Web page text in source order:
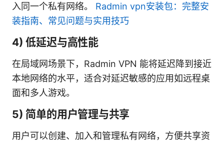
入同一个私有网络。 Radmin vpn安装包：完整安
装指南、常见问题与实用技巧
4) 低延迟与高性能
在局域网场景下，Radmin VPN 能将延迟降到接近
本地网络的水平，适合对延迟敏感的应用如远程桌
面和多人游戏。
5) 简单的用户管理与共享
用户可以创建、加入和管理私有网络，方便共享资